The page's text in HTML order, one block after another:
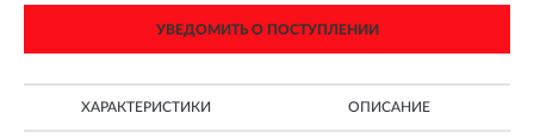
УВЕДОМИТЬ О ПОСТУПЛЕНИИ
ХАРАКТЕРИСТИКИ ОПИСАНИЕ